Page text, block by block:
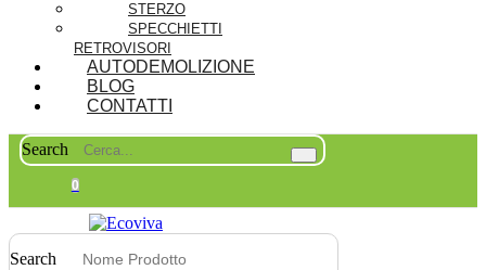
STERZO
SPECCHIETTI
RETROVISORI
AUTODEMOLIZIONE
BLOG
CONTATTI
Search
0
Search